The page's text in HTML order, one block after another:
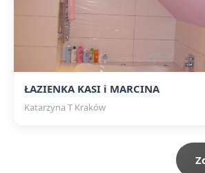
ŁAZIENKA KASI i MARCINA
Katarzyna T Kraków